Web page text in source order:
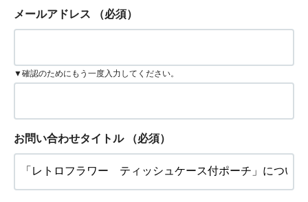
メールアドレス （必須）
▼確認のためにもう一度入力してください。
お問い合わせタイトル （必須）